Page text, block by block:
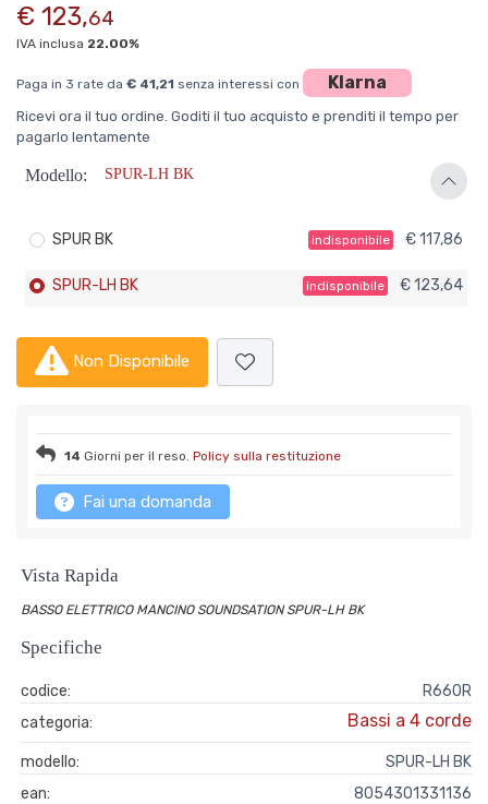
€ 123,64
IVA inclusa 22.00%
Paga in 3 rate da € 41,21 senza interessi con Klarna
Ricevi ora il tuo ordine. Goditi il tuo acquisto e prenditi il tempo per
pagarlo lentamente
Modello: SPUR-LH BK
SPUR BK indisponibile € 117,86
SPUR-LH BK indisponibile € 123,64
Non Disponibile
14 Giorni per il reso. Policy sulla restituzione
Fai una domanda
Vista Rapida
BASSO ELETTRICO MANCINO SOUNDSATION SPUR-LH BK
Specifiche
codice:
R660R
categoria:
Bassi a 4 corde
modello:
SPUR-LH BK
ean:
8054301331136